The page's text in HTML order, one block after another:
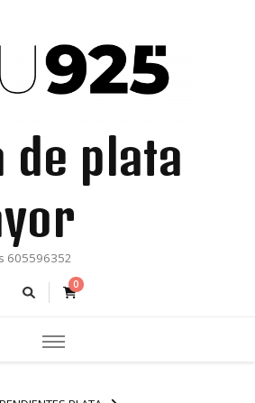
de plata
605596352
0